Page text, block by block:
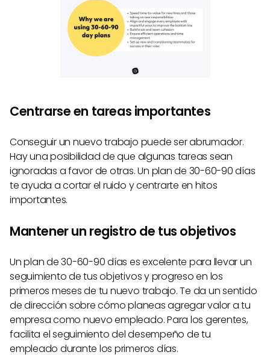
Centrarse en tareas importantes
Conseguir un nuevo trabajo puede ser abrumador.
Hay una posibilidad de que algunas tareas sean
ignoradas a favor de otras. Un plan de 30-60-90 días
te ayuda a cortar el ruido y centrarte en hitos
importantes.
Mantener un registro de tus objetivos
Un plan de 30-60-90 días es excelente para llevar un
seguimiento de tus objetivos y progreso en los
primeros meses de tu nuevo trabajo. Te da un sentido
de dirección sobre cómo planeas agregar valor a tu
empresa como nuevo empleado. Para los gerentes,
facilita el seguimiento del desempeño de tu
empleado durante los primeros días.